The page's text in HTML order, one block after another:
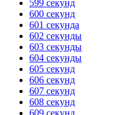
HANDY TIMERS
599 секунд
600 секунд
601 секунда
602 секунды
603 секунды
604 секунды
605 секунд
606 секунд
607 секунд
608 секунд